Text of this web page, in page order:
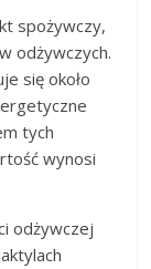
spożywczy,
odżywczych.
się około
tych
wynosi
odżywczej